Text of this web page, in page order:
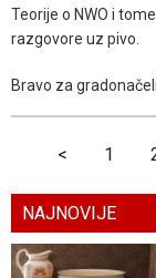
Teorije o NWO i
razgovore uz pivo.
Bravo za
< 1
NAJNOVIJE